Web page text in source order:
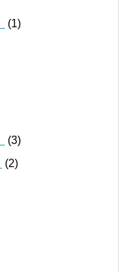
(1)
(3)
(2)